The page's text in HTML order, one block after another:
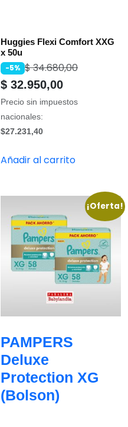
Huggies Flexi Comfort XXG
x 50u
-5% $34.680,00
$ 32.950,00
Precio sin impuestos
nacionales:
$27.231,40
Añadir al carrito
¡Oferta!
PAMPERS
Deluxe
Protection XG
(Bolson)